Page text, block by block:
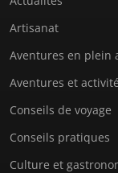
Artisanat
Aventures en plein
Aventures et
Conseils de voyage
Conseils pratiques
Culture et